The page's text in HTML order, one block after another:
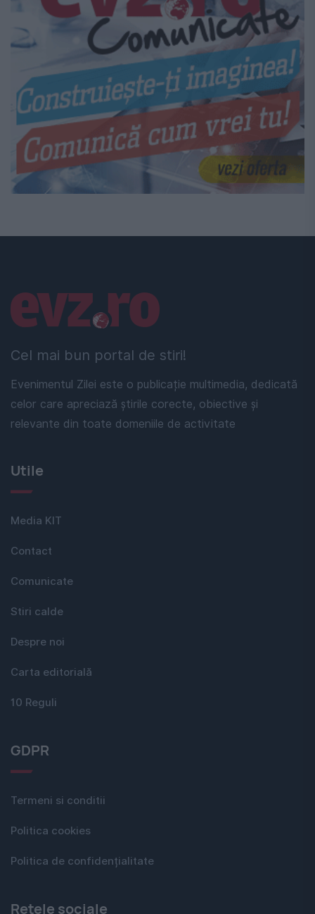
Cel mai bun portal de stiri!
Evenimentul Zilei este o publicație multimedia, dedicată
celor care apreciază știrile corecte, obiective și
relevante din toate domeniile de activitate
Linkuri utile
Utile
Media KIT
Contact
Comunicate
Stiri calde
Despre noi
Carta editorială
10 Reguli
GDPR
Termeni si conditii
Politica cookies
Politica de confidențialitate
Rețele sociale